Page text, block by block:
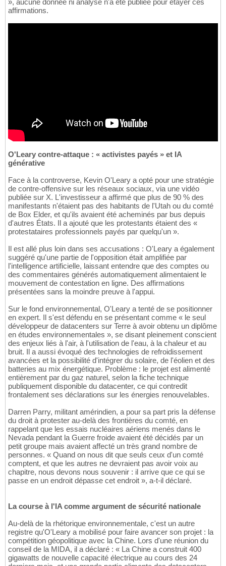
», aucune donnée ni analyse n'a été publiée pour étayer ces
affirmations.
O'Leary contre-attaque : « activistes payés » et IA
générative
Face à la controverse, Kevin O'Leary a opté pour une stratégie
de contre-offensive sur les réseaux sociaux, via une vidéo
publiée sur X. L'investisseur a affirmé que plus de 90 % des
manifestants n'étaient pas des habitants de l'Utah ou du comté
de Box Elder, et qu'ils avaient été acheminés par bus depuis
d'autres États. Il a ajouté que les protestants étaient des «
protestataires professionnels payés par quelqu'un ».
Il est allé plus loin dans ses accusations : O'Leary a également
suggéré qu'une partie de l'opposition était amplifiée par
l'intelligence artificielle, laissant entendre que des comptes ou
des commentaires générés automatiquement alimentaient le
mouvement de contestation en ligne. Des affirmations
présentées sans la moindre preuve à l'appui.
Sur le fond environnemental, O'Leary a tenté de se positionner
en expert. Il s'est défendu en se présentant comme « le seul
développeur de datacenters sur Terre à avoir obtenu un diplôme
en études environnementales », se disant pleinement conscient
des enjeux liés à l'air, à l'utilisation de l'eau, à la chaleur et au
bruit. Il a aussi évoqué des technologies de refroidissement
avancées et la possibilité d'intégrer du solaire, de l'éolien et des
batteries au mix énergétique. Problème : le projet est alimenté
entièrement par du gaz naturel, selon la fiche technique
publiquement disponible du datacenter, ce qui contredit
frontalement ses déclarations sur les énergies renouvelables.
Darren Parry, militant amérindien, a pour sa part pris la défense
du droit à protester au-delà des frontières du comté, en
rappelant que les essais nucléaires aériens menés dans le
Nevada pendant la Guerre froide avaient été décidés par un
petit groupe mais avaient affecté un très grand nombre de
personnes. « Quand on nous dit que seuls ceux d'un comté
comptent, et que les autres ne devraient pas avoir voix au
chapitre, nous devons nous souvenir : il arrive que ce qui se
passe en un endroit dépasse cet endroit », a-t-il déclaré.
La course à l'IA comme argument de sécurité nationale
Au-delà de la rhétorique environnementale, c'est un autre
registre qu'O'Leary a mobilisé pour faire avancer son projet : la
compétition géopolitique avec la Chine. Lors d'une réunion du
conseil de la MIDA, il a déclaré : « La Chine a construit 400
gigawatts de nouvelle capacité électrique au cours des 24